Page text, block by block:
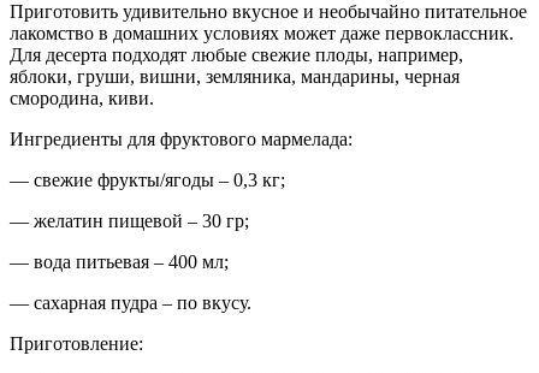
Приготовить удивительно вкусное и необычайно питательное
лакомство в домашних условиях может даже первоклассник.
Для десерта подходят любые свежие плоды, например,
яблоки, груши, вишни, земляника, мандарины, черная
смородина, киви.
Ингредиенты для фруктового мармелада:
— свежие фрукты/ягоды – 0,3 кг;
— желатин пищевой – 30 гр;
— вода питьевая – 400 мл;
— сахарная пудра – по вкусу.
Приготовление: